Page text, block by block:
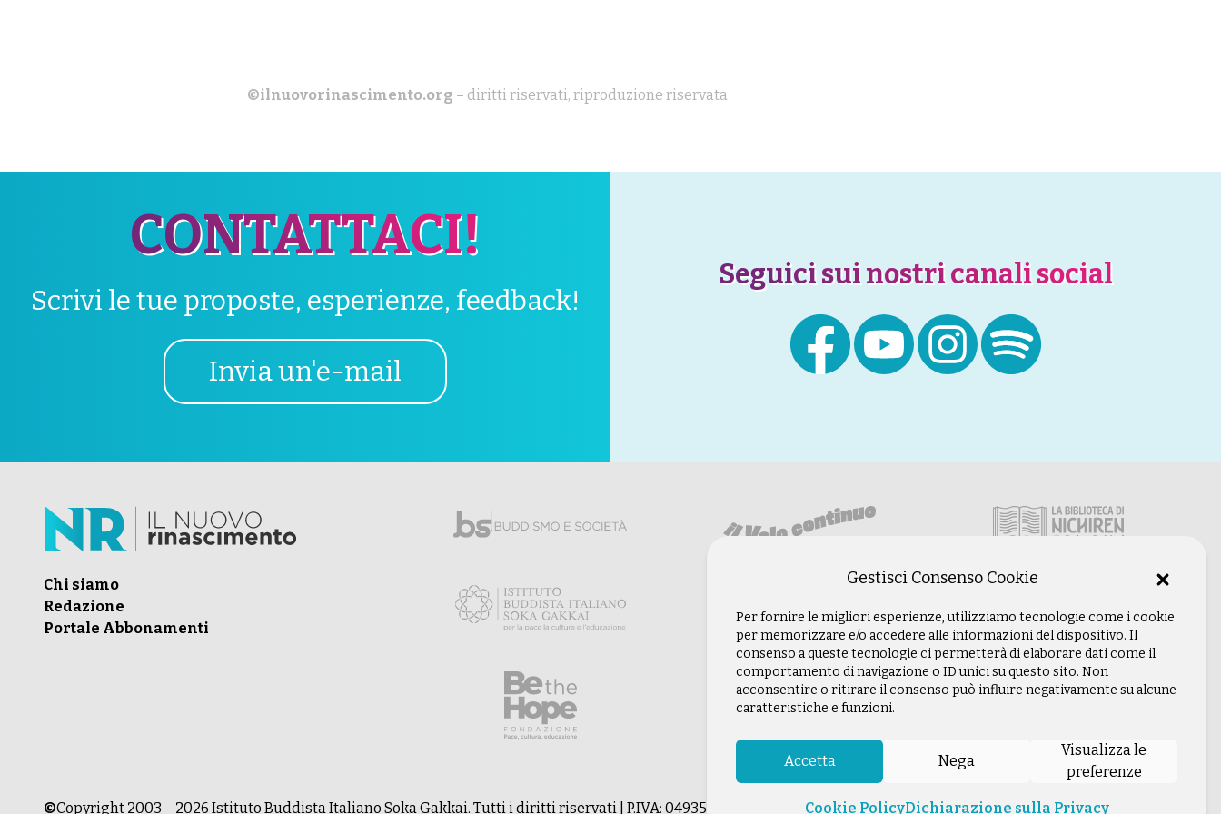
©ilnuovorinascimento.org – diritti riservati, riproduzione riservata
CONTATTACI!
Scrivi le tue proposte, esperienze, feedback!
Invia un'e-mail
Seguici sui nostri canali social
Chi siamo
Redazione
Portale Abbonamenti
©Copyright 2003 – 2026 Istituto Buddista Italiano Soka Gakkai. Tutti i diritti riservati | P.IVA: 04935120487 | Sede Legale: Firenze |Privacy Policy
Gestisci Consenso Cookie
Per fornire le migliori esperienze, utilizziamo tecnologie come i cookie
per memorizzare e/o accedere alle informazioni del dispositivo. Il
consenso a queste tecnologie ci permetterà di elaborare dati come il
comportamento di navigazione o ID unici su questo sito. Non
acconsentire o ritirare il consenso può influire negativamente su alcune
caratteristiche e funzioni.
Accetta Nega
Visualizza le
preferenze
Cookie PolicyDichiarazione sulla Privacy